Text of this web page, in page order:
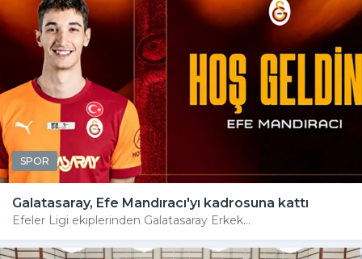
SPOR
Galatasaray, Efe Mandıracı'yı kadrosuna kattı
Efeler Ligi ekiplerinden Galatasaray Erkek...